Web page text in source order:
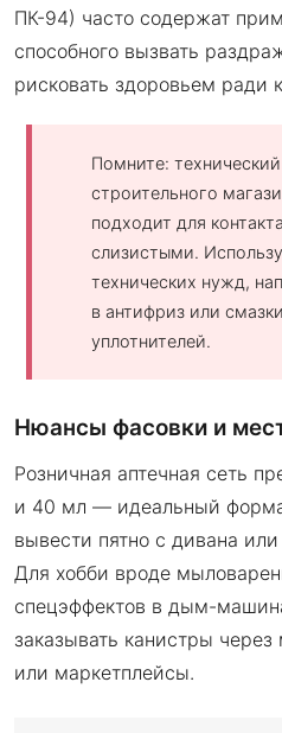
ПК-94) часто содержат
способного вызвать
рисковать здоровьем ради
Помните:
строительного
подходит для
слизистыми.
технических нужд,
в антифриз или
уплотнителей.
Нюансы фасовки и
Розничная аптечная сеть
и 40 мл — идеальный
вывести пятно с дивана
Для хобби вроде
спецэффектов в дым-
заказывать канистры
или маркетплейсы.